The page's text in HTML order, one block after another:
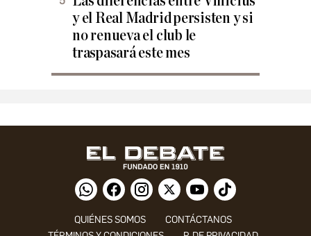
y el Real Madrid persisten y si
no renueva el club le
traspasará este mes
QUIÉNES SOMOS
CONTÁCTANOS